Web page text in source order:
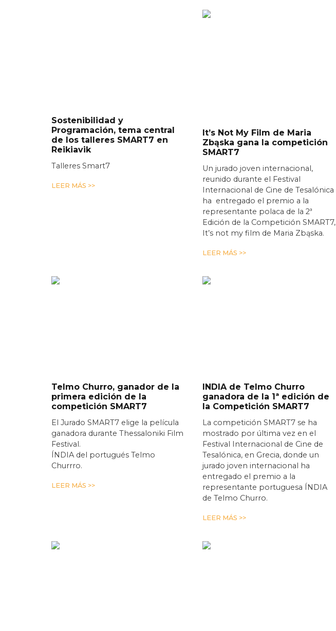
Sostenibilidad y
Programación, tema central
de los talleres SMART7 en
Reikiavik
Talleres Smart7
LEER MÁS >>
It’s Not My Film de Maria
Zbąska gana la competición
SMART7
Un jurado joven internacional,
reunido durante el Festival
Internacional de Cine de Tesalónica
ha entregado el premio a la
representante polaca de la 2ª
Edición de la Competición SMART7,
It’s not my film de Maria Zbąska.
LEER MÁS >>
Telmo Churro, ganador de la
primera edición de la
competición SMART7
El Jurado SMART7 elige la película
ganadora durante Thessaloniki Film
Festival.
ÍNDIA del portugués Telmo
Churrro.
LEER MÁS >>
INDIA de Telmo Churro
ganadora de la 1ª edición de
la Competición SMART7
La competición SMART7 se ha
mostrado por última vez en el
Festival Internacional de Cine de
Tesalónica, en Grecia, donde un
jurado joven internacional ha
entregado el premio a la
representante portuguesa ÍNDIA
de Telmo Churro.
LEER MÁS >>